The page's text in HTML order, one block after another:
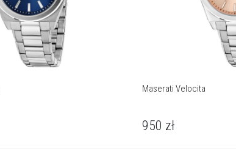
Maserati Velocita
950 zł